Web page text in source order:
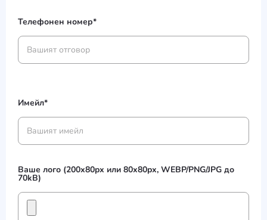
Телефонен номер*
Имейл*
Ваше лого (200x80px или 80x80px, WEBP/PNG/JPG до
70kB)